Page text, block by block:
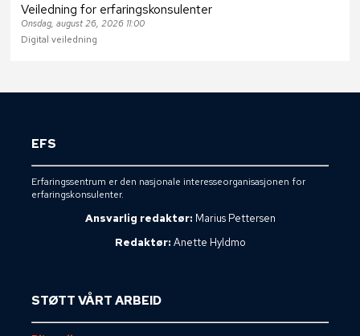
Veiledning for erfaringskonsulenter
Onsdag, august 26, 2026 11:00
Digital veiledning
EFS
Erfaringssentrum er den nasjonale interesseorganisasjonen for
erfaringskonsulenter.
Ansvarlig redaktør: Marius Pettersen
Redaktør: Anette Hyldmo
STØTT VÅRT ARBEID